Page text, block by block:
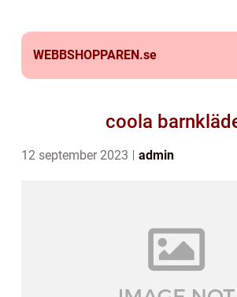
WEBBSHOPPAREN.se
coola
12 september 2023 admin